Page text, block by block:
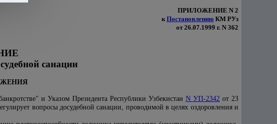
ПРИЛОЖЕНИЕ N 2
кПостановлению КМ РУз
от 26.07.1999 г. N 362
санации
и Указом Президента Республики Узбекистан N УП-2342от 23
вопросы досудебной санации, проводимой в целях оздоровления и